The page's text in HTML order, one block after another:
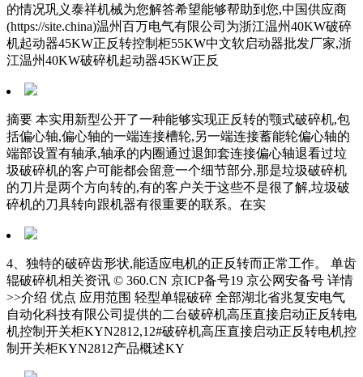
的情况巩义泰祥机械为您解答希望能够帮助到您,中国供应商
(https://site.china)温州百万电气有限公司为浙江温州40KW破碎
机起动器45KW正反转控制柜55KW中文软启动器批发厂家,浙
江温州40KW破碎机起动器45KW正反
摘要 本实用新型公开了一种能够实现正反转的颚式破碎机,包
括偏心轴,偏心轴的一端连接槽轮,另一端连接蓄能轮偏心轴的
端部设置有轴承,轴承的内圈通过退卸套连接偏心轴退看过垃
圾破碎机的客户可能都会留意一个细节部分,那是垃圾破碎机
的刀片是两个方向转的,有的客户关于这些不是很了解,垃圾破
碎机的刀具转向跟机器有很重要的联系。在实
4、独特的破碎齿形状,能适应电机的正反转而正常工作。 单齿
辊破碎机相关资讯 © 360.CN 京ICP备号19 京公网安备号 详情
>>介绍 优点 应用范围 轻型单辊破碎 全部湖北省兆复安电气
自动化科技有限公司提供的二台破碎机高压直接启动正反转电
机控制开关柜KYN2812,12#破碎机高压直接启动正反转电机控
制开关柜KYN2812产品概述KY